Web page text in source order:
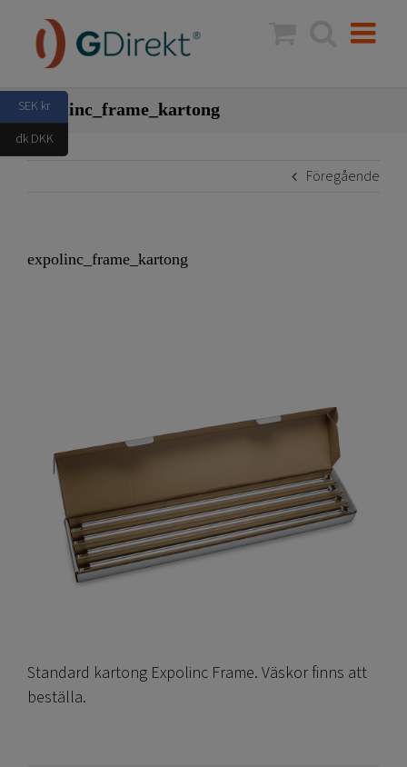
innehållet
expolinc_frame_kartong
Föregående
expolinc_frame_kartong
Standard kartong Expolinc Frame. Väskor finns att
beställa.
SEK kr
dk DKK